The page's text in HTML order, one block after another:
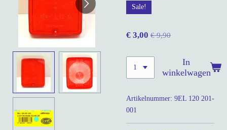
Sale!
€ 3,00 € 9,90
In
winkelwagen
Artikelnummer: 9EL 120 201-
001